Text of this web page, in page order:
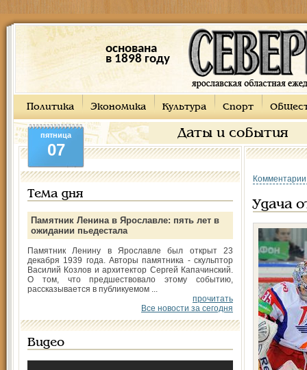
основана
в 1898 году
Политика Экономика Культура Спорт
Даты и события
пятница
07
Тема дня
Памятник Ленина в Ярославле: пять лет в
ожидании пьедестала
Памятник Ленину в Ярославле был открыт 23
декабря 1939 года. Авторы памятника - скульптор
Василий Козлов и архитектор Сергей Капачинский.
О том, что предшествовало этому событию,
рассказывается в публикуемом ...
прочитать
Все новости за сегодня
Видео
Удача